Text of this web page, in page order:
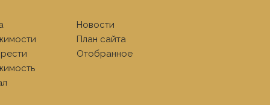
Новости
План сайта
Отобранное